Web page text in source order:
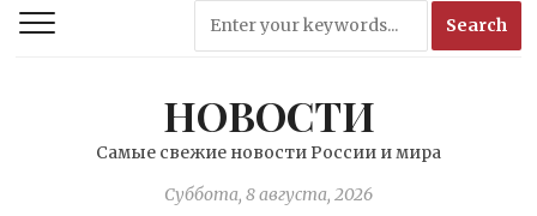
НОВОСТИ
Самые свежие новости России и мира
Суббота, 8 августа, 2026